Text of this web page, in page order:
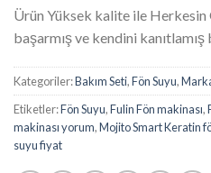
Ürün Yüksek kalite ile Herkesin
başarmış ve kendini kanıtlamış
Kategoriler:Bakım Seti,Fön Suyu,
Etiketler:Fön Suyu,Fulin Fön makinası,
makinası yorum,Mojito Smart Keratin
suyu fiyat